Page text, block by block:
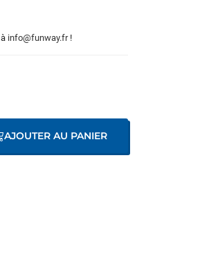
info@funway.fr!
AJOUTER AU PANIER